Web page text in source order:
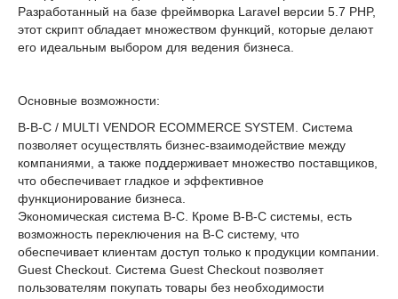
Разработанный на базе фреймворка Laravel версии 5.7 PHP,
этот скрипт обладает множеством функций, которые делают
его идеальным выбором для ведения бизнеса.
Основные возможности:
B-B-C / MULTI VENDOR ECOMMERCE SYSTEM. Система
позволяет осуществлять бизнес-взаимодействие между
компаниями, а также поддерживает множество поставщиков,
что обеспечивает гладкое и эффективное
функционирование бизнеса.
Экономическая система B-C. Кроме B-B-C системы, есть
возможность переключения на B-C систему, что
обеспечивает клиентам доступ только к продукции компании.
Guest Checkout. Система Guest Checkout позволяет
пользователям покупать товары без необходимости